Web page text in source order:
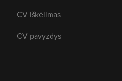
CV iškėlimas
CV pavyzdys